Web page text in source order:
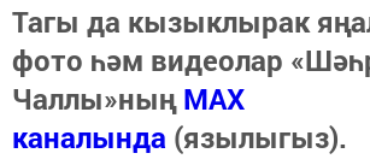
Тагы да кызыклырак
фото һәм видеолар
Чаллы»ныңMAX
каналында (язылыгыз).